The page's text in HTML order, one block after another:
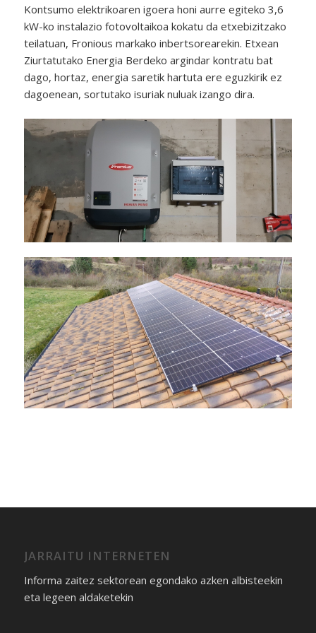
Kontsumo elektrikoaren igoera honi aurre egiteko 3,6
kW-ko instalazio fotovoltaikoa kokatu da etxebizitzako
teilatuan, Fronious markako inbertsorearekin. Etxean
Ziurtatutako Energia Berdeko argindar kontratu bat
dago, hortaz, energia saretik hartuta ere eguzkirik ez
dagoenean, sortutako isuriak nuluak izango dira.
JARRAITU INTERNETEN
Informa zaitez sektorean egondako azken albisteekin
eta legeen aldaketekin